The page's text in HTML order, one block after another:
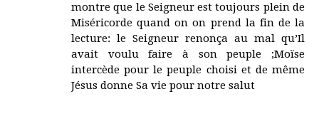
montre que le Seigneur est toujours plein de
Miséricorde quand on on prend la fin de la
lecture: le Seigneur renonça au mal qu’Il
avait voulu faire à son peuple ;Moïse
intercède pour le peuple choisi et de même
Jésus donne Sa vie pour notre salut